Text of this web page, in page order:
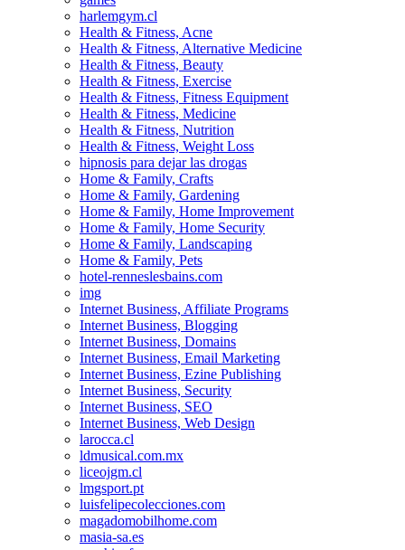
harlemgym.cl
Health & Fitness, Acne
Health & Fitness, Alternative Medicine
Health & Fitness, Beauty
Health & Fitness, Exercise
Health & Fitness, Fitness Equipment
Health & Fitness, Medicine
Health & Fitness, Nutrition
Health & Fitness, Weight Loss
hipnosis para dejar las drogas
Home & Family, Crafts
Home & Family, Gardening
Home & Family, Home Improvement
Home & Family, Home Security
Home & Family, Landscaping
Home & Family, Pets
hotel-renneslesbains.com
img
Internet Business, Affiliate Programs
Internet Business, Blogging
Internet Business, Domains
Internet Business, Email Marketing
Internet Business, Ezine Publishing
Internet Business, Security
Internet Business, SEO
Internet Business, Web Design
larocca.cl
ldmusical.com.mx
liceojgm.cl
lmgsport.pt
luisfelipecolecciones.com
magadomobilhome.com
masia-sa.es